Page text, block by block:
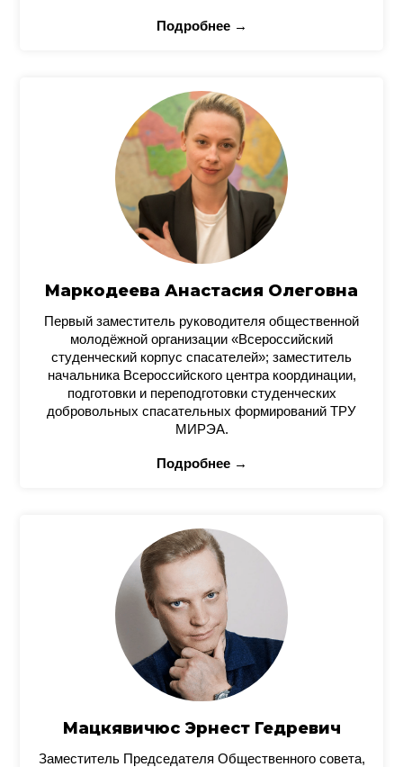
Подробнее →
Маркодеева Анастасия Олеговна
Первый заместитель руководителя общественной
молодёжной организации «Всероссийский
студенческий корпус спасателей»; заместитель
начальника Всероссийского центра координации,
подготовки и переподготовки студенческих
добровольных спасательных формирований ТРУ
МИРЭА.
Подробнее →
Мацкявичюс Эрнест Гедревич
Заместитель Председателя Общественного совета,